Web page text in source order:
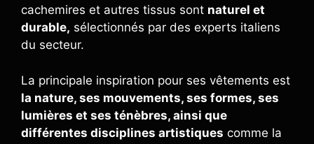
cachemires et autres tissus sont naturel et
durable, sélectionnés par des experts italiens
du secteur.
La principale inspiration pour ses vêtements est
la nature, ses mouvements, ses formes, ses
lumières et ses ténèbres, ainsi que
différentes disciplines artistiques comme la